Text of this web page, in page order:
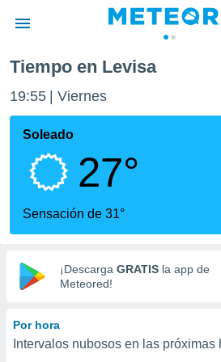
de
ha
calidad.
a este
las
y
digital
basada
Tiempo en Levisa
19:55 Viernes
Soleado
27°
Sensación de 31°
¡Descarga GRATIS la app de
Meteored!
Por hora
Intervalos nubosos en las próximas